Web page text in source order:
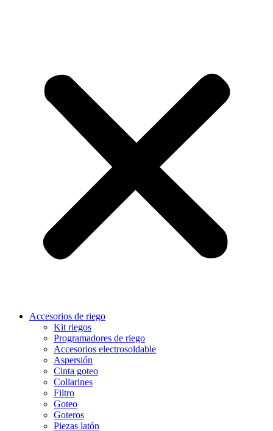
Accesorios de riego
Kit riegos
Programadores de riego
Accesorios electrosoldable
Aspersión
Cinta goteo
Collarines
Filtro
Goteo
Goteros
Piezas latón